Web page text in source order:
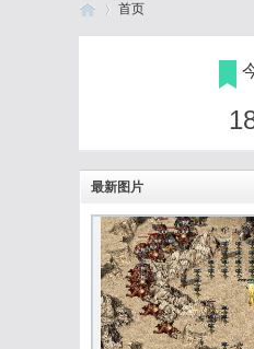
首页
最新图片